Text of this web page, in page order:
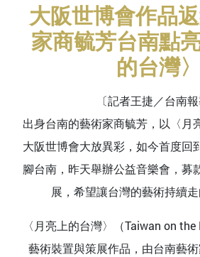
大阪世博會作品
家商毓芳台南點
的台灣〉
〔記者王捷／台南報
出身台南的藝術家商毓芳，以〈月
大阪世博會大放異彩，如今首度回
腳台南，昨天舉辦公益音樂會，募
展，希望讓台灣的藝術持續走
〈月亮上的台灣〉（Taiwan on
藝術裝置與策展作品，由台南藝